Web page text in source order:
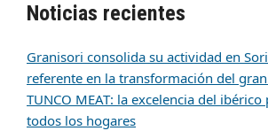
Noticias recientes
Granisori consolida su actividad en
referente en la transformación del
TUNCO MEAT: la excelencia del
todos los hogares